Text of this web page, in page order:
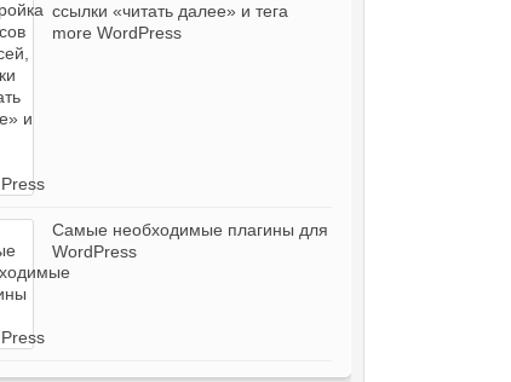
ссылки «читать далее» и тега
more WordPress
Самые необходимые плагины для
WordPress